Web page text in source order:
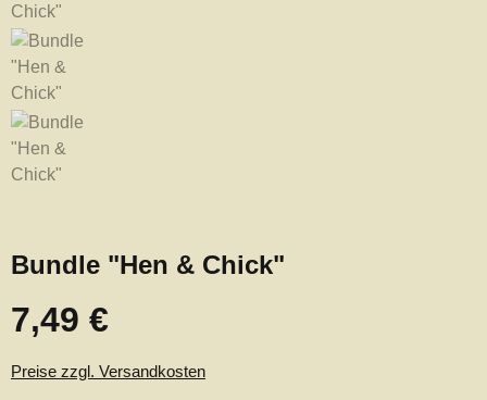
Bundle "Hen & Chick"
Regulärer Preis:
7,49 €
Preise zzgl. Versandkosten